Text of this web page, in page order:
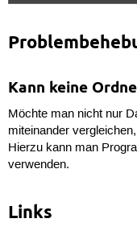
Kann keine
Möchte man nicht nur
miteinander
Hierzu kann man
verwenden.
Links